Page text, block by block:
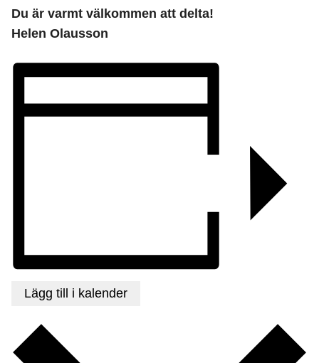
Du är varmt välkommen att delta!
Helen Olausson
Lägg till i kalender